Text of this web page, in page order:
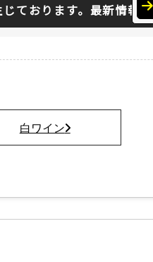
ております。最新情報は
白ワイン